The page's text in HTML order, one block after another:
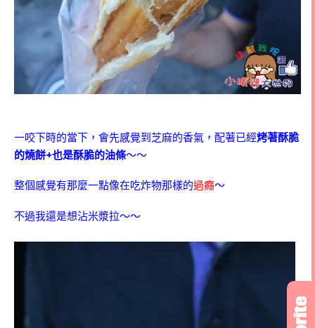
一咬下時的當下，會先感覺到芝麻的香氣，配著已經烤著酥脆
的燒餅+也是酥脆的油條～～
整個感覺有那麼一點像在吃炸物那樣的過癮～
不過我還是想沾米漿拉～～